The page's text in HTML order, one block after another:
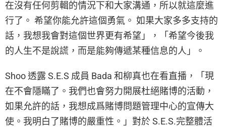
在沒有任何剪輯的情況下和大家溝通，所以就這麼進
行了。 希望你能允許這個勇氣。 如果大家多多支持的
話，我想我會對這個世界更有希望」，「希望今後我
的人生不是說謊，而是能夠傳遞某種信息的人」。
Shoo 透露 S.E.S 成員 Bada 和柳真也在看直播，「現
在不會隱瞞了。我們也會努力開展杜絕賭博的活動，
如果允許的話，我想成爲賭博問題管理中心的宣傳大
使。我明白了賭博的嚴重性。」對於 S.E.S.完整體活